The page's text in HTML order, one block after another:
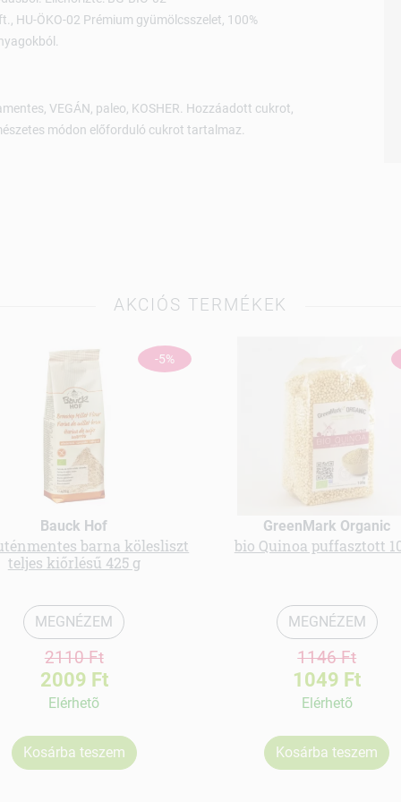
HU-ÖKO-02 Prémium gyümölcsszelet, 100%
VEGÁN, paleo, KOSHER. Hozzáadott cukrot,
módon előforduló cukrot tartalmaz.
AKCIÓS TERMÉKEK
-5%
Bauck Hof
barna kölesliszt
teljes kiőrlésű 425 g
MEGNÉZEM
2110 Ft
2009 Ft
Elérhetõ
Kosárba teszem
GreenMark Organic
bio Quinoa puffasztott
MEGNÉZEM
1146 Ft
1049 Ft
Elérhetõ
Kosárba teszem